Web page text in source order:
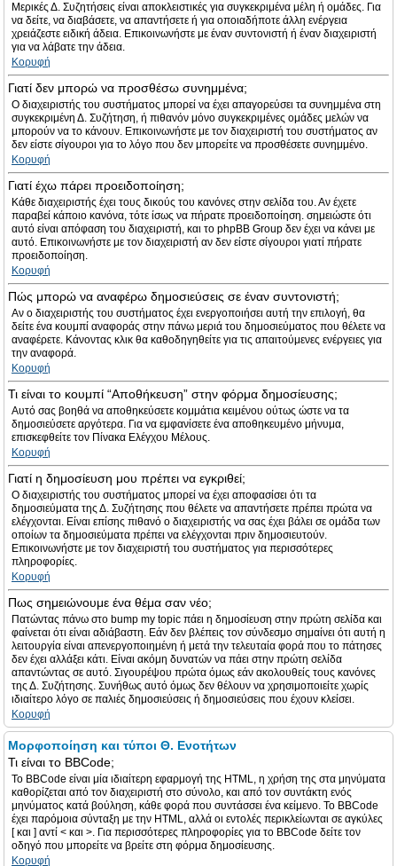
Μερικές Δ. Συζητήσεις είναι αποκλειστικές για συγκεκριμένα μέλη ή ομάδες. Για
να δείτε, να διαβάσετε, να απαντήσετε ή για οποιαδήποτε άλλη ενέργεια
χρειάζεστε ειδική άδεια. Επικοινωνήστε με έναν συντονιστή ή έναν διαχειριστή
για να λάβατε την άδεια.
Κορυφή
Γιατί δεν μπορώ να προσθέσω συνημμένα;
Ο διαχειριστής του συστήματος μπορεί να έχει απαγορεύσει τα συνημμένα στη
συγκεκριμένη Δ. Συζήτηση, ή πιθανόν μόνο συγκεκριμένες ομάδες μελών να
μπορούν να το κάνουν. Επικοινωνήστε με τον διαχειριστή του συστήματος αν
δεν είστε σίγουροι για το λόγο που δεν μπορείτε να προσθέσετε συνημμένο.
Κορυφή
Γιατί έχω πάρει προειδοποίηση;
Κάθε διαχειριστής έχει τους δικούς του κανόνες στην σελίδα του. Αν έχετε
παραβεί κάποιο κανόνα, τότε ίσως να πήρατε προειδοποίηση. σημειώστε ότι
αυτό είναι απόφαση του διαχειριστή, και το phpBB Group δεν έχει να κάνει με
αυτό. Επικοινωνήστε με τον διαχειριστή αν δεν είστε σίγουροι γιατί πήρατε
προειδοποίηση.
Κορυφή
Πώς μπορώ να αναφέρω δημοσιεύσεις σε έναν συντονιστή;
Αν ο διαχειριστής του συστήματος έχει ενεργοποιήσει αυτή την επιλογή, θα
δείτε ένα κουμπί αναφοράς στην πάνω μεριά του δημοσιεύματος που θέλετε να
αναφέρετε. Κάνοντας κλικ θα καθοδηγηθείτε για τις απαιτούμενες ενέργειες για
την αναφορά.
Κορυφή
Τι είναι το κουμπί “Αποθήκευση” στην φόρμα δημοσίευσης;
Αυτό σας βοηθά να αποθηκεύσετε κομμάτια κειμένου ούτως ώστε να τα
δημοσιεύσετε αργότερα. Για να εμφανίσετε ένα αποθηκευμένο μήνυμα,
επισκεφθείτε τον Πίνακα Ελέγχου Μέλους.
Κορυφή
Γιατί η δημοσίευση μου πρέπει να εγκριθεί;
Ο διαχειριστής του συστήματος μπορεί να έχει αποφασίσει ότι τα
δημοσιεύματα της Δ. Συζήτησης που θέλετε να απαντήσετε πρέπει πρώτα να
ελέγχονται. Είναι επίσης πιθανό ο διαχειριστής να σας έχει βάλει σε ομάδα των
οποίων τα δημοσιεύματα πρέπει να ελέγχονται πριν δημοσιευτούν.
Επικοινωνήστε με τον διαχειριστή του συστήματος για περισσότερες
πληροφορίες.
Κορυφή
Πως σημειώνουμε ένα θέμα σαν νέο;
Πατώντας πάνω στο bump my topic πάει η δημοσίευση στην πρώτη σελίδα και
φαίνεται ότι είναι αδιάβαστη. Εάν δεν βλέπεις τον σύνδεσμο σημαίνει ότι αυτή η
λειτουργία είναι απενεργοποιημένη ή μετά την τελευταία φορά που το πάτησες
δεν έχει αλλάξει κάτι. Είναι ακόμη δυνατών να πάει στην πρώτη σελίδα
απαντώντας σε αυτό. Σιγουρέψου πρώτα όμως εάν ακολουθείς τους κανόνες
της Δ. Συζήτησης. Συνήθως αυτό όμως δεν θέλουν να χρησιμοποιείτε χωρίς
ιδιαίτερο λόγο σε παλιές δημοσιεύσεις ή δημοσιεύσεις που έχουν κλείσει.
Κορυφή
Μορφοποίηση και τύποι Θ. Ενοτήτων
Τι είναι το BBCode;
Το BBCode είναι μία ιδιαίτερη εφαρμογή της HTML, η χρήση της στα μηνύματα
καθορίζεται από τον διαχειριστή στο σύνολο, και από τον συντάκτη ενός
μηνύματος κατά βούληση, κάθε φορά που συντάσσει ένα κείμενο. Το BBCode
έχει παρόμοια σύνταξη με την HTML, αλλά οι εντολές περικλείωνται σε αγκύλες
[ και ] αντί < και >. Για περισσότερες πληροφορίες για το BBCode δείτε τον
οδηγό που μπορείτε να βρείτε στη φόρμα δημοσίευσης.
Κορυφή